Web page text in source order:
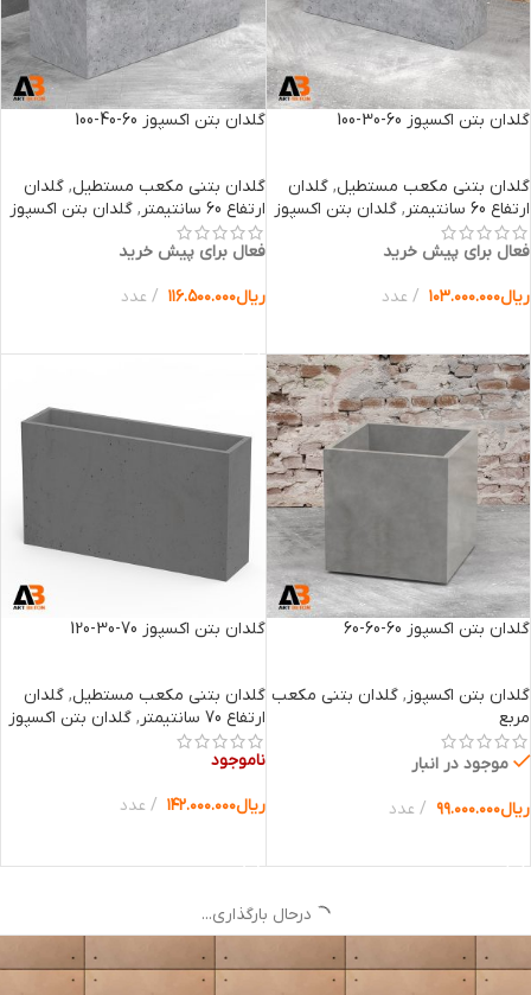
گلدان بتن اکسپوز 60-30-100
گلدان بتنی مکعب مستطیل, گلدان
ارتفاع 60 سانتیمتر
, گلدان بتن اکسپوز
فعال برای پیش خرید
ریال۱۰۳.۰۰۰.۰۰۰ عدد
گلدان بتن اکسپوز 60-40-100
گلدان بتنی مکعب مستطیل, گلدان
ارتفاع 60 سانتیمتر
, گلدان بتن اکسپوز
فعال برای پیش خرید
ریال۱۱۶.۵۰۰.۰۰۰ عدد
گلدان بتن اکسپوز 60-60-60
گلدان بتن اکسپوز, گلدان بتنی مکعب
مربع
موجود در انبار
ریال۹۹.۰۰۰.۰۰۰ عدد
گلدان بتن اکسپوز 70-30-120
گلدان بتنی مکعب مستطیل, گلدان
ارتفاع 70 سانتیمتر
, گلدان بتن اکسپوز
ناموجود
ریال۱۴۲.۰۰۰.۰۰۰ عدد
درحال بارگذاری...